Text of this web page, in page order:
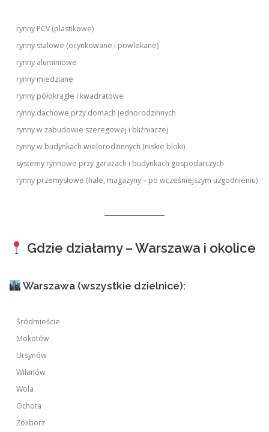
rynny PCV (plastikowe)
rynny stalowe (ocynkowane i powlekane)
rynny aluminiowe
rynny miedziane
rynny półokrągłe i kwadratowe
rynny dachowe przy domach jednorodzinnych
rynny w zabudowie szeregowej i bliźniaczej
rynny w budynkach wielorodzinnych (niskie bloki)
systemy rynnowe przy garażach i budynkach gospodarczych
rynny przemysłowe (hale, magazyny – po wcześniejszym uzgodnieniu)
Gdzie działamy – Warszawa i okolice
Warszawa (wszystkie dzielnice):
Śródmieście
Mokotów
Ursynów
Wilanów
Wola
Ochota
Żoliborz